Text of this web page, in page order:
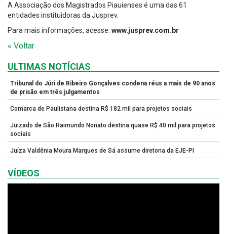
A Associação dos Magistrados Piauienses é uma das 61
entidades instituidoras da Jusprev.
Para mais informações, acesse: www.jusprev.com.br
« Voltar
ULTIMAS NOTÍCIAS
Tribunal do Júri de Ribeiro Gonçalves condena réus a mais de 90 anos
de prisão em três julgamentos
Comarca de Paulistana destina R$ 182 mil para projetos sociais
Juizado de São Raimundo Nonato destina quase R$ 40 mil para projetos
sociais
Juíza Valdênia Moura Marques de Sá assume diretoria da EJE-PI
VÍDEOS